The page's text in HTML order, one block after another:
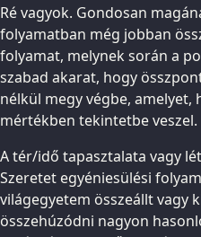
Ré vagyok. Gondosan
folyamatban még jobban
folyamat, melynek során a
szabad akarat, hogy
nélkül megy végbe,
mértékben tekintetbe veszel.
A tér/idő tapasztalata vagy
Szeretet egyéniesülési
világegyetem összeállt vagy
összehúzódni nagyon